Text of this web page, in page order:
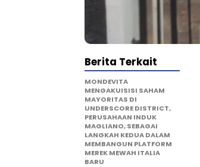
Berita Terkait
MONDEVITA
MENGAKUISISI SAHAM
MAYORITAS DI
UNDERSCORE DISTRICT,
PERUSAHAAN INDUK
MAGLIANO, SEBAGAI
LANGKAH KEDUA DALAM
MEMBANGUN PLATFORM
MEREK MEWAH ITALIA
BARU